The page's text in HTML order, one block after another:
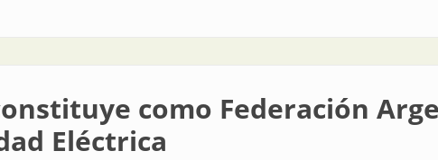
como Federación
Eléctrica